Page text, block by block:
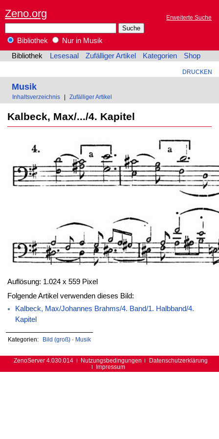
Zeno.org Erweiterte Suche
Bibliothek
Nur in Musik
Bibliothek
Lesesaal Zufälliger Artikel Kategorien Shop
DRUCKEN
Musik
Inhaltsverzeichnis Zufälliger Artikel
Kalbeck, Max/.../4. Kapitel
Auflösung: 1.024 x 559 Pixel
Folgende Artikel verwenden dieses Bild:
Kalbeck, Max/Johannes Brahms/4. Band/1. Halbband/4.
Kapitel
Kategorien: Bild (groß)· Musik
ZenoServer 4.030.014 Nutzungsbedingungen
Datenschutzerklärung
Impressum